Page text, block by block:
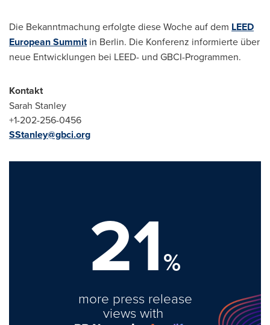
Die Bekanntmachung erfolgte diese Woche auf dem LEED
European Summitin Berlin. Die Konferenz informierte über
neue Entwicklungen bei LEED- und GBCI-Programmen.
Kontakt
Sarah Stanley
+1-202-256-0456
SStanley@gbci.org
21%
more press release
views with